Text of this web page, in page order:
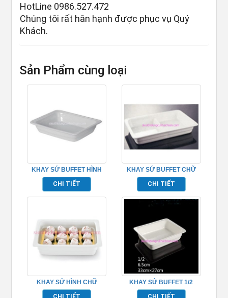
HotLine 0986.527.472
Chúng tôi rất hân hạnh được phục vụ Quý
Khách.
Sản Phẩm cùng loại
KHAY SỨ BUFFET HÌNH
VUÔNG TP697202
CHI TIẾT
KHAY SỨ BUFFET CHỮ
NHẬT TP697206
CHI TIẾT
KHAY SỨ HÌNH CHỮ
NHẬT – TP7209
CHI TIẾT
KHAY SỨ BUFFET 1/2
TP697207
CHI TIẾT